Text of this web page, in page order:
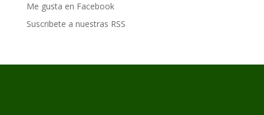
Me gusta en Facebook
Suscribete a nuestras RSS